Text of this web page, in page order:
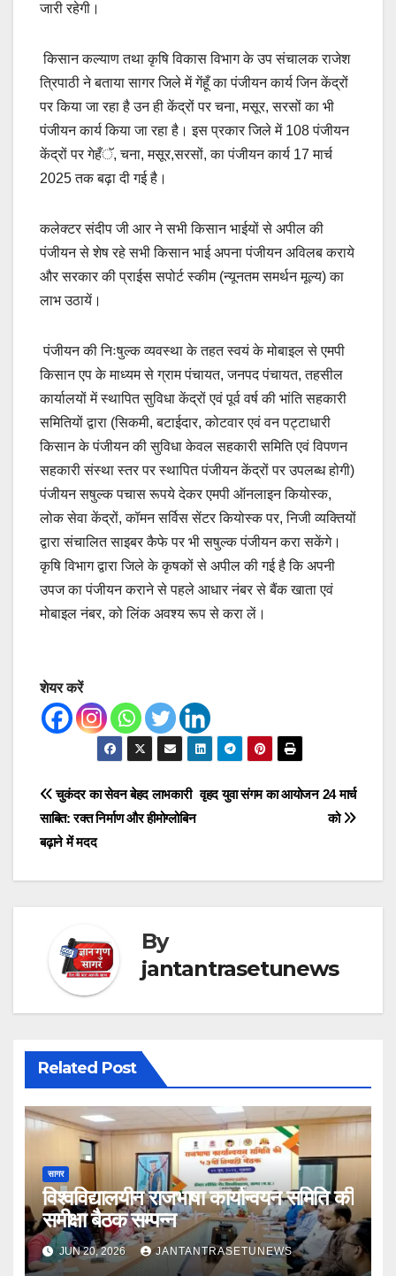
जारी रहेगी।
किसान कल्याण तथा कृषि विकास विभाग के उप संचालक राजेश
त्रिपाठी ने बताया सागर जिले में गेंहूँ का पंजीयन कार्य जिन केंद्रों
पर किया जा रहा है उन ही केंद्रों पर चना, मसूर, सरसों का भी
पंजीयन कार्य किया जा रहा है। इस प्रकार जिले में 108 पंजीयन
केंद्रों पर गेहँॅ, चना, मसूर,सरसों, का पंजीयन कार्य 17 मार्च
2025 तक बढ़ा दी गई है।
कलेक्टर संदीप जी आर ने सभी किसान भाईयों से अपील की
पंजीयन से शेष रहे सभी किसान भाई अपना पंजीयन अविलब कराये
और सरकार की प्राईस सपोर्ट स्कीम (न्यूनतम समर्थन मूल्य) का
लाभ उठायें।
पंजीयन की निःषुल्क व्यवस्था के तहत स्वयं के मोबाइल से एमपी
किसान एप के माध्यम से ग्राम पंचायत, जनपद पंचायत, तहसील
कार्यालयों में स्थापित सुविधा केंद्रों एवं पूर्व वर्ष की भांति सहकारी
समितियों द्वारा (सिकमी, बटाईदार, कोटवार एवं वन पट्टाधारी
किसान के पंजीयन की सुविधा केवल सहकारी समिति एवं विपणन
सहकारी संस्था स्तर पर स्थापित पंजीयन केंद्रों पर उपलब्ध होगी)
पंजीयन सषुल्क पचास रूपये देकर एमपी ऑनलाइन कियोस्क,
लोक सेवा केंद्रों, कॉमन सर्विस सेंटर कियोस्क पर, निजी व्यक्तियों
द्वारा संचालित साइबर कैफे पर भी सषुल्क पंजीयन करा सकेंगे।
कृषि विभाग द्वारा जिले के कृषकों से अपील की गई है कि अपनी
उपज का पंजीयन कराने से पहले आधार नंबर से बैंक खाता एवं
मोबाइल नंबर, को लिंक अवश्य रूप से करा लें।
शेयर करें
Post
navigation
वृहद युवा संगम का आयोजन 24 मार्च
को
चुकंदर का सेवन बेहद लाभकारी
साबित: रक्त निर्माण और हीमोग्लोबिन
बढ़ाने में मदद
By
jantantrasetunews
Related Post
सागर
विश्वविद्यालयीन राजभाषा कार्यान्वयन समिति की
समीक्षा बैठक सम्पन्न
JUN 20, 2026 JANTANTRASETUNEWS